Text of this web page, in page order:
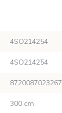
4SO214254
4SO214254
8720087023267
300 cm